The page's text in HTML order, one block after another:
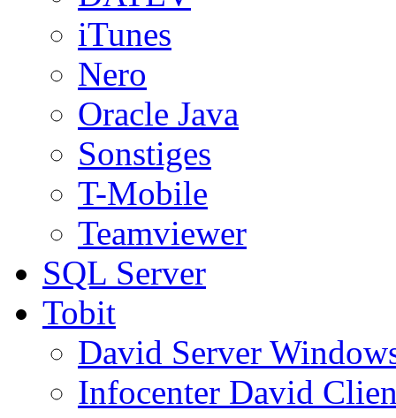
iTunes
Nero
Oracle Java
Sonstiges
T-Mobile
Teamviewer
SQL Server
Tobit
David Server
Infocenter David